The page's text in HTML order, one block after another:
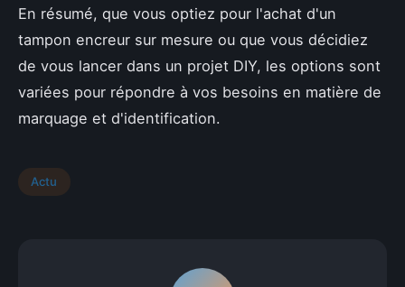
En résumé, que vous optiez pour l'achat d'un
tampon encreur sur mesure ou que vous décidiez
de vous lancer dans un projet DIY, les options sont
variées pour répondre à vos besoins en matière de
marquage et d'identification.
Actu